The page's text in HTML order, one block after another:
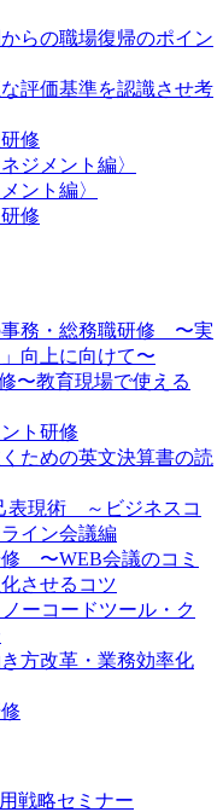
らの職場復帰のポイン
評価基準を認識させ考
修
ジメント編〉
ント編〉
修
事務・総務職研修 〜実
向上に向けて〜
〜教育現場で使える
ト研修
ための英文決算書の読
表現術 ～ビジネスコ
イン会議編
〜WEB会議のコミ
させるコツ
ーコードツール・ク
方改革・業務効率化
戦略セミナー